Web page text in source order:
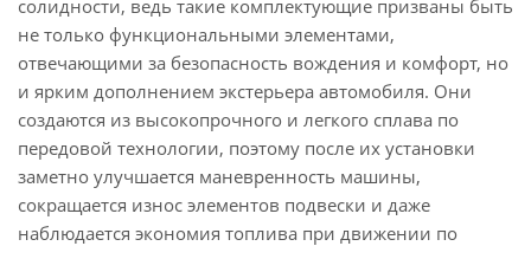
солидности, ведь такие комплектующие призваны быть
не только функциональными элементами,
отвечающими за безопасность вождения и комфорт, но
и ярким дополнением экстерьера автомобиля. Они
создаются из высокопрочного и легкого сплава по
передовой технологии, поэтому после их установки
заметно улучшается маневренность машины,
сокращается износ элементов подвески и даже
наблюдается экономия топлива при движении по